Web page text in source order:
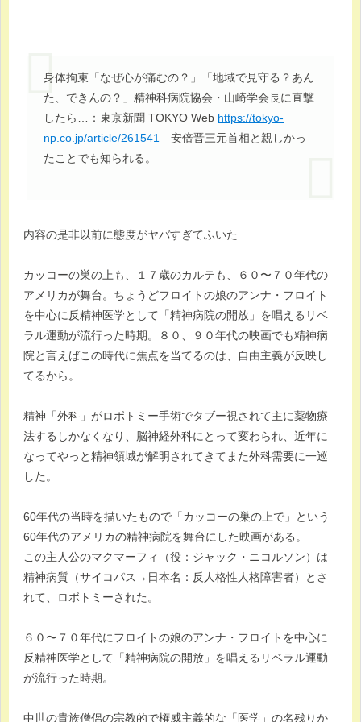
身体拘束「なぜ心が痛むの？」「地域で見守る？あん
た、できんの？」精神科病院協会・山崎学会長に直撃
したら…：東京新聞 TOKYO Web https://tokyo-
np.co.jp/article/261541
安倍晋三元首相と親しかっ
たことでも知られる。
内容の是非以前に態度がヤバすぎてふいた
カッコーの巣の上も、１７歳のカルテも、６０〜７０年代の
アメリカが舞台。ちょうどフロイトの娘のアンナ・フロイト
を中心に反精神医学として「精神病院の開放」を唱えるリベ
ラル運動が流行った時期。８０、９０年代の映画でも精神病
院と言えばこの時代に焦点を当てるのは、自由主義が反映し
てるから。
精神「外科」がロボトミー手術でタブー視されて主に薬物療
法するしかなくなり、脳神経外科にとって変わられ、近年に
なってやっと精神領域が解明されてきてまた外科需要に一巡
した。
60年代の当時を描いたもので「カッコーの巣の上で」という
60年代のアメリカの精神病院を舞台にした映画がある。
この主人公のマクマーフィ（役：ジャック・ニコルソン）は
精神病質（サイコパス→日本名：反人格性人格障害者）とさ
れて、ロボトミーされた。
６０〜７０年代にフロイトの娘のアンナ・フロイトを中心に
反精神医学として「精神病院の開放」を唱えるリベラル運動
が流行った時期。
中世の貴族僧侶の宗教的で権威主義的な「医学」の名残りか